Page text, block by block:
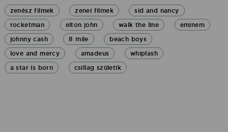
zenész filmek zenei filmek
sid and nancy
rocketman
elton john walk the line
eminem
johnny cash
8 mile
beach boys
love and mercy
amadeus
whiplash
a star is born
csillag születik